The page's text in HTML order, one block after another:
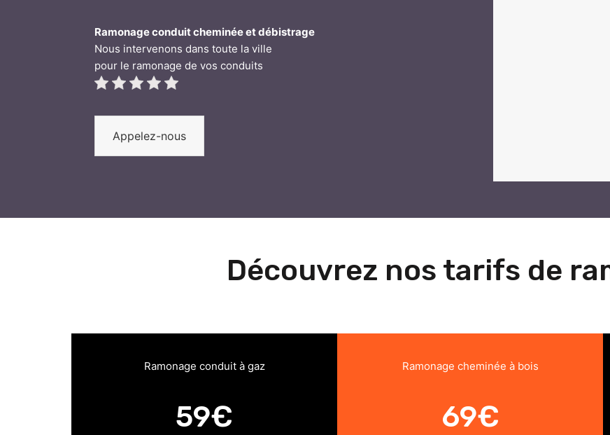
Ramonage conduit cheminée et débistrage
Nous intervenons dans toute la ville
pour le ramonage de vos conduits
Appelez-nous
Découvrez nos tarifs de
Ramonage conduit à gaz
59€
Ramonage cheminée à bois
69€